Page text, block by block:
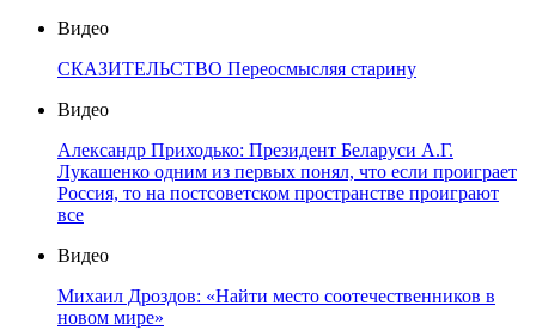
Видео
СКАЗИТЕЛЬСТВО Переосмысляя старину
Видео
Александр Приходько: Президент Беларуси А.Г.
Лукашенко одним из первых понял, что если проиграет
Россия, то на постсоветском пространстве проиграют
все
Видео
Михаил Дроздов: «Найти место соотечественников в
новом мире»